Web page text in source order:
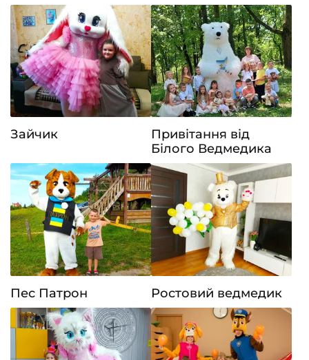
Зайчик
Привітання від
Білого Ведмедика
Пес Патрон Ростовий ведмедик